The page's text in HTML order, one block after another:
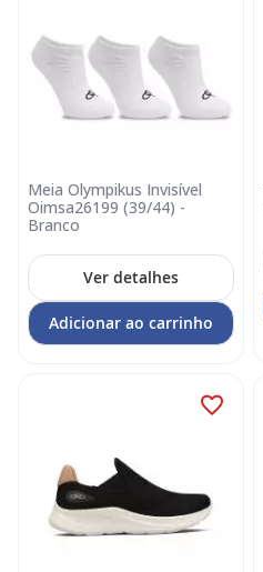
Meia Olympikus Invisível
Oimsa26199 (39/44) -
Branco
Ver detalhes
Adicionar ao carrinho